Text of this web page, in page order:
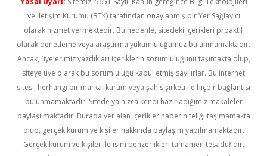
ve İletişim Kurumu (BTK) tarafından onaylanmış bir Yer Sağlayıcı
olarak hizmet vermektedir. Bu nedenle, sitedeki içerikleri proaktif
olarak denetleme veya araştırma yükümlülüğümüz bulunmamaktadır.
Ancak, üyelerimiz yazdıkları içeriklerin sorumluluğunu taşımakta olup,
siteye üye olarak bu sorumluluğu kabul etmiş sayılırlar. Bu internet
sitesi, herhangi bir marka, kurum veya şahıs şirketi ile hiçbir bağlantısı
bulunmamaktadır. Sitede yalnızca kendi hazırladığımız makaleler
paylaşılmaktadır. Burada yer alan içerikler haber niteliği taşımamakta
olup, gerçek kurum ve kişiler hakkında paylaşım yapılmamaktadır.
Gerçek kurum ve kişiler ile isim benzerlikleri tamamen tesadüfidir.